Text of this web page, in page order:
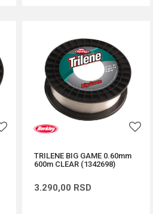
TRILENE BIG GAME 0.60mm
600m CLEAR (1342698)
3.290,00 RSD